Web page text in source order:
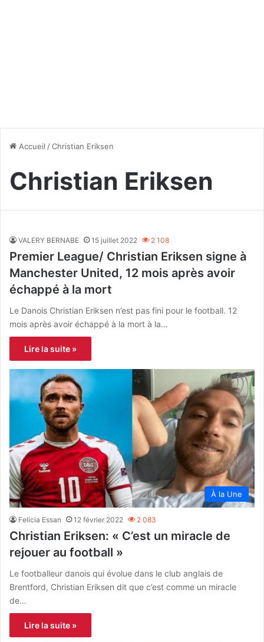
Accueil /Christian Eriksen
Christian Eriksen
VALERY BERNABE 15 juillet 2022 2 108
Premier League/ Christian Eriksen signe à
Manchester United, 12 mois après avoir
échappé à la mort
Le Danois Christian Eriksen n’est pas fini pour le football. 12
mois après avoir échappé à la mort à la…
Lire la suite »
À la Une
Felicia Essan 12 février 2022 2 083
Christian Eriksen: « C’est un miracle de
rejouer au football »
Le footballeur danois qui évolue dans le club anglais de
Brentford, Christian Eriksen dit que c’est comme un miracle
de…
Lire la suite »